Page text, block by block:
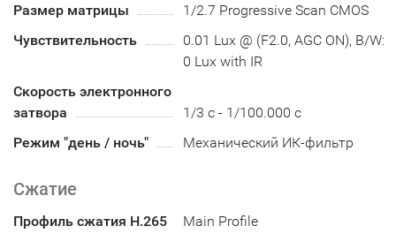
Размер матрицы
1/2.7 Progressive Scan CMOS
Чувствительность
0.01 Lux @ (F2.0, AGC ON), B/W:
0 Lux with IR
Скорость электронного
затвора
1/3 с - 1/100.000 с
Режим "день / ночь"
Механический ИК-фильтр
Сжатие
Профиль сжатия H.265
Main Profile